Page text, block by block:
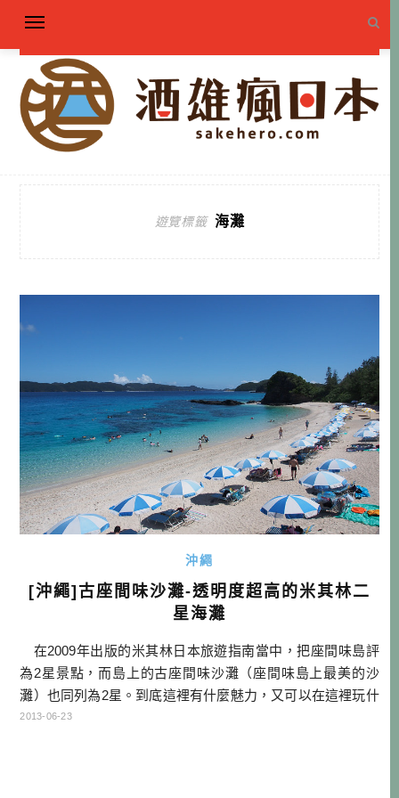
遊覽標籤 海灘
沖繩
[沖繩]古座間味沙灘-透明度超高的米其林二
星海灘
在2009年出版的米其林日本旅遊指南當中，把座間味島評
為2星景點，而島上的古座間味沙灘（座間味島上最美的沙
灘）也同列為2星。到底這裡有什麼魅力，又可以在這裡玩什
麼呢？ 古座間味海灘距離港口約有10分鐘車程，這條路
2013-06-23